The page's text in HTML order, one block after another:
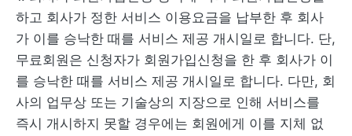
하고 회사가 정한 서비스 이용요금을 납부한 후 회사
가 이를 승낙한 때를 서비스 제공 개시일로 합니다. 단,
무료회원은 신청자가 회원가입신청을 한 후 회사가 이
를 승낙한 때를 서비스 제공 개시일로 합니다. 다만, 회
사의 업무상 또는 기술상의 지장으로 인해 서비스를
즉시 개시하지 못할 경우에는 회원에게 이를 지체 없